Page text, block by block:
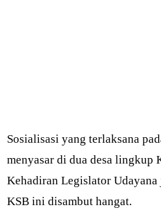
Sosialisasi yang terlaksana
menyasar di dua desa lingkup
Kehadiran Legislator
KSB ini disambut hangat.